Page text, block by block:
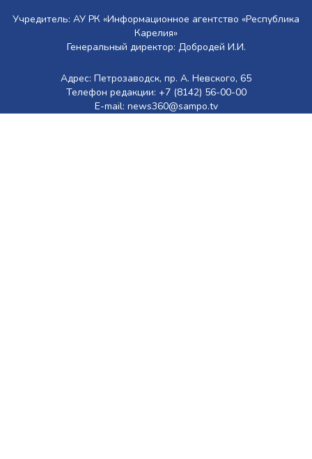
Учредитель: АУ РК «Информационное агентство «Республика
Карелия»
Генеральный директор: Добродей И.И.
Адрес: Петрозаводск, пр. А. Невского, 65
Телефон редакции: +7 (8142) 56-00-00
E-mail: news360@sampo.tv